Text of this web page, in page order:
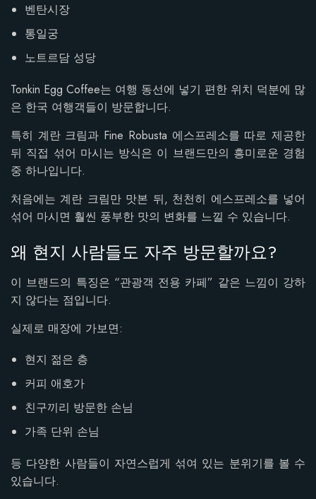
벤탄시장
통일궁
노트르담 성당
Tonkin Egg Coffee는 여행 동선에 넣기 편한 위치 덕분에 많
은 한국 여행객들이 방문합니다.
특히 계란 크림과 Fine Robusta 에스프레소를 따로 제공한
뒤 직접 섞어 마시는 방식은 이 브랜드만의 흥미로운 경험
중 하나입니다.
처음에는 계란 크림만 맛본 뒤, 천천히 에스프레소를 넣어
섞어 마시면 훨씬 풍부한 맛의 변화를 느낄 수 있습니다.
왜 현지 사람들도 자주 방문할까요?
이 브랜드의 특징은 “관광객 전용 카페” 같은 느낌이 강하
지 않다는 점입니다.
실제로 매장에 가보면:
현지 젊은 층
커피 애호가
친구끼리 방문한 손님
가족 단위 손님
등 다양한 사람들이 자연스럽게 섞여 있는 분위기를 볼 수
있습니다.